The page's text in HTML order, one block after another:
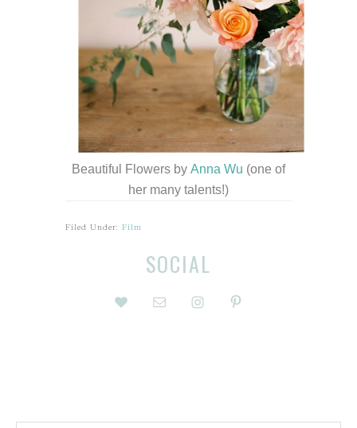
Beautiful Flowers by Anna Wu (one of
her many talents!)
Filed Under:Film
Interactions
SOCIAL